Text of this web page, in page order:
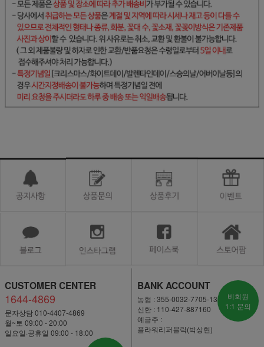
CUSTOMER CENTER
1644-4869
문자상담 010-4407-4869
월~토 09:00 - 20:00
일요일·공휴일 09:00 - 18:00
BANK ACCOUNT
농협 : 355-0032-7705-13
신한 : 110-427-887160
예금주 :
플라워리퍼블릭(박상현)
비회원
1:1 문의